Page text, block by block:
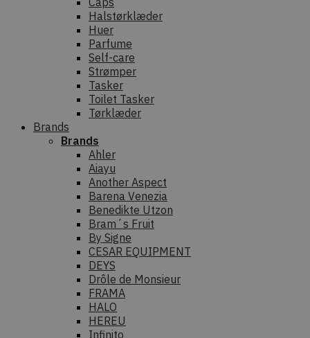
Halstørklæder
Huer
Parfume
Self-care
Strømper
Tasker
Toilet Tasker
Tørklæder
Brands
Brands
Ahler
Aiayu
Another Aspect
Barena Venezia
Benedikte Utzon
Bram´s Fruit
By Signe
CESAR EQUIPMENT
DEYS
Drôle de Monsieur
FRAMA
HALO
HEREU
Infinito